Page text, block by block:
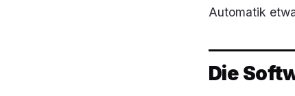
Automatik
Die